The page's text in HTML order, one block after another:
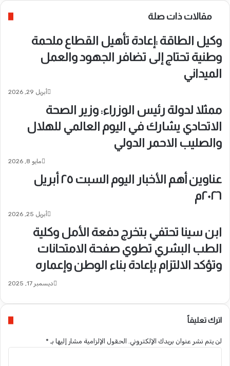
مقالات ذات صلة
وكيل الطاقة :إعادة تأهيل القطاع ملحمة
وطنية تحتاج إلى تضافر الجهود والعمل
الميداني
أبريل 29, 2026
ممثلا لدولة رئيس الوزراء: وزير الصحة
الاتحادي يشارك في اليوم العالمي للهلال
والصليب الاحمر الدولي
مايو 8, 2026
عناوين أهم الأخبار اليوم السبت ٢٥ أبريل
٢٠٢٦م
أبريل 25, 2026
ابن سينا تحتفي بتخرج دفعة الأمل وكلية
الطب البشري تطوي صفحة الامتحانات
وتؤكد الالتزام بإعادة بناء الوطن وإعماره
ديسمبر 17, 2025
اترك تعليقاً
لن يتم نشر عنوان بريدك الإلكتروني. الحقول الإلزامية مشار إليها بـ *